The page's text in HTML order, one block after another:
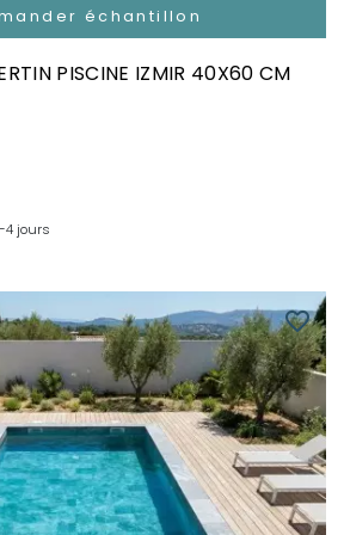
échantillon
PISCINE IZMIR 40X60 CM
4 jours
favorite_border